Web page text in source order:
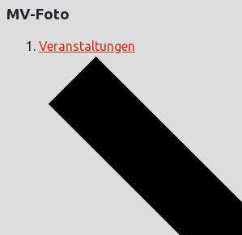
MV-Foto
Veranstaltungen